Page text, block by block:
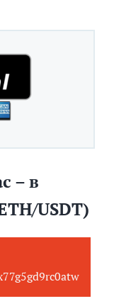
– в
USDT)